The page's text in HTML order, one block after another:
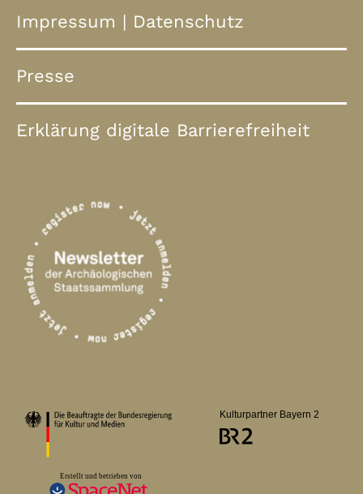
Impressum | Datenschutz
Presse
Erklärung digitale Barrierefreiheit